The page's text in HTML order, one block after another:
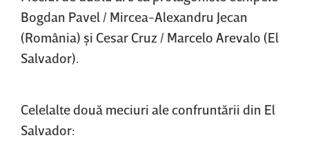
Bogdan Pavel / Mircea-Alexandru Jecan
(România) şi Cesar Cruz / Marcelo Arevalo (El
Salvador).
Celelalte două meciuri ale confruntării din El
Salvador: